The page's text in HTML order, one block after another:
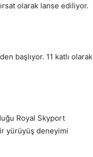
olarak lanse ediliyor.
başlıyor. 11 katlı olarak
Royal Skyport
yürüyüş deneyimi